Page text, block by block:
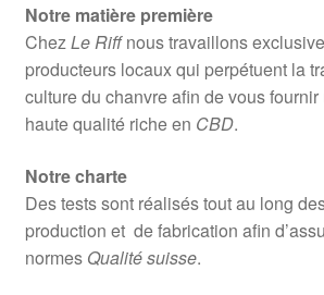
Notre matière première
ChezLe Riffnous travaillons
producteurs locaux qui perpétuent la
culture du chanvre afin de vous
haute qualité riche en CBD.
Notre charte
Des tests sont réalisés tout au long
production et de fabrication afin
normes Qualité suisse.